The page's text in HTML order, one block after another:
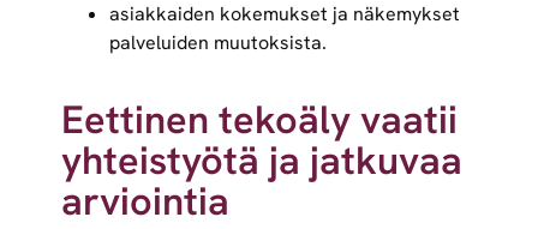
asiakkaiden kokemukset ja näkemykset
palveluiden muutoksista.
Eettinen tekoäly vaatii
yhteistyötä ja jatkuvaa
arviointia